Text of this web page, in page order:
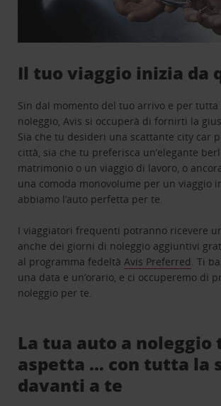
Il tuo viaggio inizia da
Sin dal momento del tuo arrivo e per
noleggio, Avis si occuperà di fornirti la
Sia che tu desideri una scattante city car
città, sia che tu preferisca un’elegante
matrimonio o un viaggio di lavoro, o
una comoda monovolume per un viaggio
abbiamo l’auto perfetta per te.
I viaggiatori frequenti potranno ricevere
anche dei giorni di noleggio aggiuntivi
al programma fedeltàAvis Preferred. Ti
una data e un’orario, e ci occuperemo di
noleggio per te.
La tua auto a noleggio
aspetta … con tutta la
davanti a te